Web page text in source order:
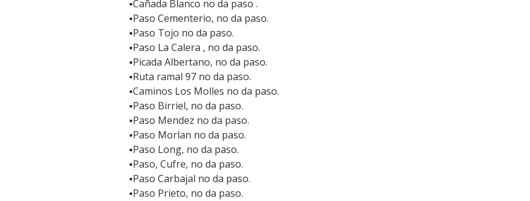
▪Cañada Blanco no da paso .
▪Paso Cementerio, no da paso.
▪Paso Tojo no da paso.
▪Paso La Calera , no da paso.
▪Picada Albertano, no da paso.
▪Ruta ramal 97 no da paso.
▪Caminos Los Molles no da paso.
▪Paso Birriel, no da paso.
▪Paso Mendez no da paso.
▪Paso Morlan no da paso.
▪Paso Long, no da paso.
▪Paso, Cufre, no da paso.
▪Paso Carbajal no da paso.
▪Paso Prieto, no da paso.